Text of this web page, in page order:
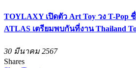
TOYLAXY เปิดตัว Art Toy วง T-Pop
ATLAS เตรียมพบกันที่งาน Thailand
30 มีนาคม 2567
Shares